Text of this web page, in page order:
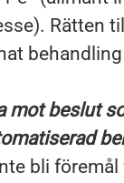
Rätten
mot beslut
bli